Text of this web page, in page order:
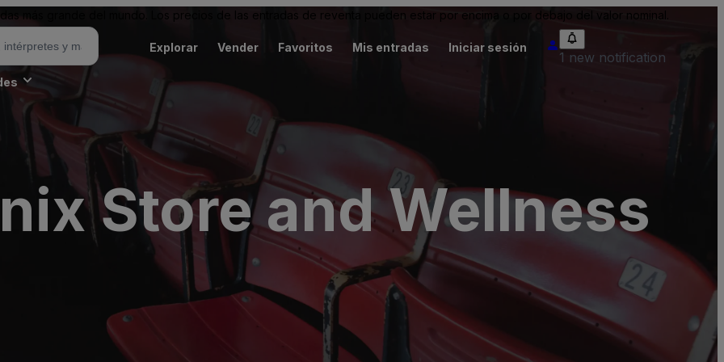
más grande del mundo. Los precios de las entradas de reventa pueden estar por encima o por debajo del valor nominal.
Explorar Vender Favoritos Mis entradas Iniciar sesión
1 new notification
Store and Wellness